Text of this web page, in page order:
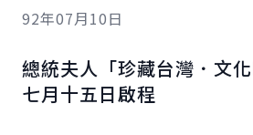
92年07月10日
總統夫人「珍藏台灣．文
七月十五日啟程